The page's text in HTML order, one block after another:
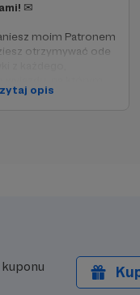
✉
moim Patronem
otrzymywać ode
opis